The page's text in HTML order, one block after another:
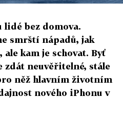
bez domova.
smrští nápadů, jak
kam je schovat. Byť
zdát neuvěřitelné, stále
něž hlavním životním
nového iPhonu v